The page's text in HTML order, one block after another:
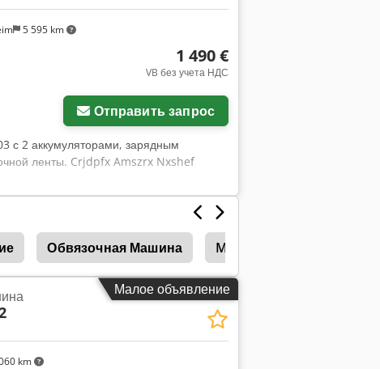
5 595 km
1 490 €
VB без учета НДС
Отправить запрос
с 2 аккумуляторами, зарядным
ленты. Crjdpfx Amszrx Nxshef
Обвязочная Машина Mosca
Малое объявление
km